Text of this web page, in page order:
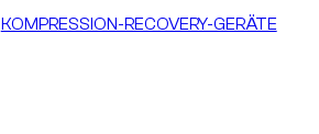
KOMPRESSION-RECOVERY-GERÄTE